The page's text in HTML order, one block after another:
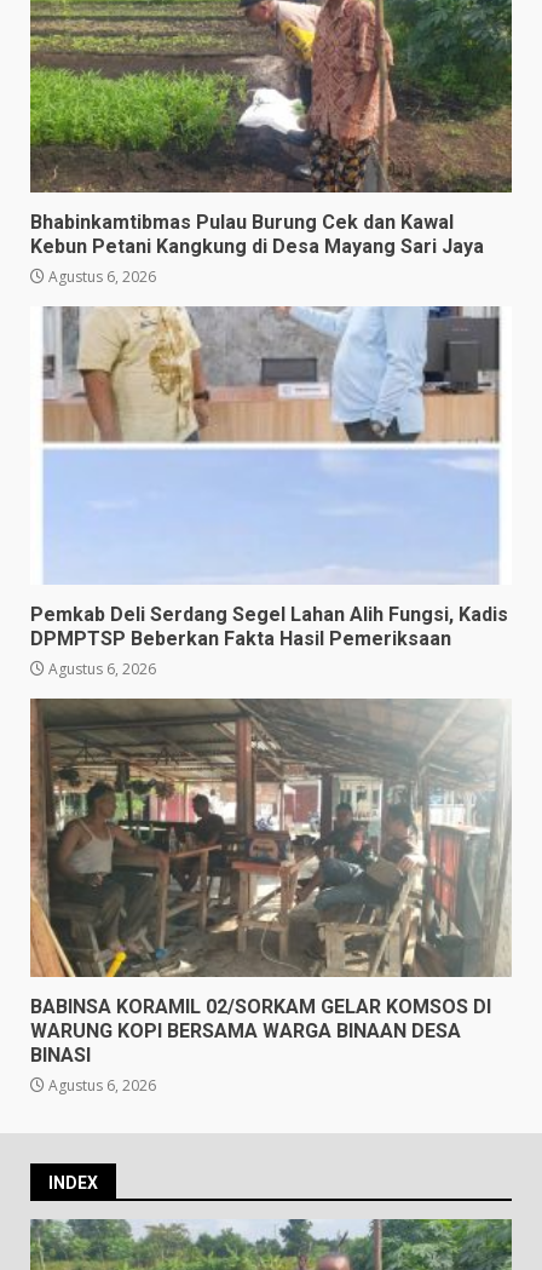
Bhabinkamtibmas Pulau Burung Cek dan Kawal
Kebun Petani Kangkung di Desa Mayang Sari Jaya
Agustus 6, 2026
Pemkab Deli Serdang Segel Lahan Alih Fungsi, Kadis
DPMPTSP Beberkan Fakta Hasil Pemeriksaan
Agustus 6, 2026
BABINSA KORAMIL 02/SORKAM GELAR KOMSOS DI
WARUNG KOPI BERSAMA WARGA BINAAN DESA
BINASI
Agustus 6, 2026
INDEX